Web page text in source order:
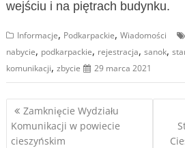
wejściu i na piętrach budynku.
Informacje, Podkarpackie,Wiadomości
nabycie, podkarpackie, rejestracja,sanok,
komunikacji,zbycie 29 marca 2021
Nawigacja
wpisu
Zamknięcie Wydziału
Komunikacji w powiecie
cieszyńskim